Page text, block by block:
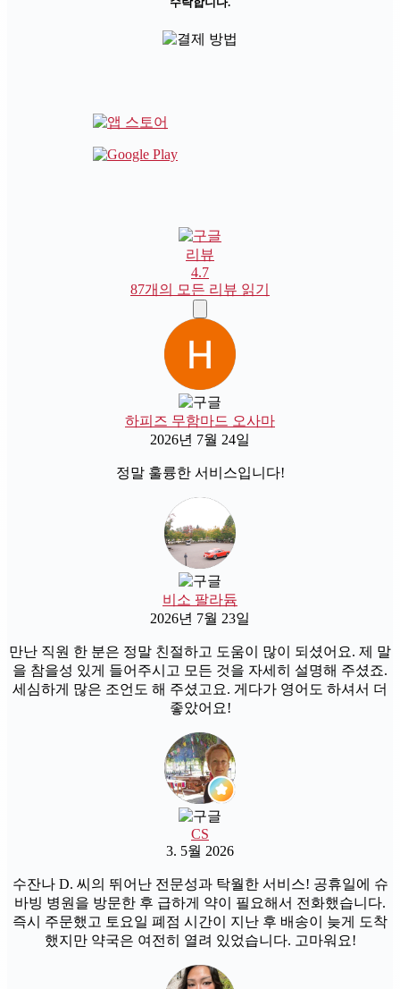
리뷰
4.7
87개의 모든 리뷰 읽기
하피즈 무함마드 오사마
2026년 7월 24일
정말 훌륭한 서비스입니다!
비소 팔라듐
2026년 7월 23일
만난 직원 한 분은 정말 친절하고 도움이 많이 되셨어요. 제 말
을 참을성 있게 들어주시고 모든 것을 자세히 설명해 주셨죠.
세심하게 많은 조언도 해 주셨고요. 게다가 영어도 하셔서 더
좋았어요!
CS
3. 5월 2026
수잔나 D. 씨의 뛰어난 전문성과 탁월한 서비스! 공휴일에 슈
바빙 병원을 방문한 후 급하게 약이 필요해서 전화했습니다.
즉시 주문했고 토요일 폐점 시간이 지난 후 배송이 늦게 도착
했지만 약국은 여전히 열려 있었습니다. 고마워요!